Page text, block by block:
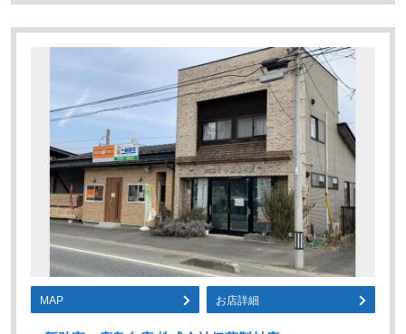
MAP お店詳細